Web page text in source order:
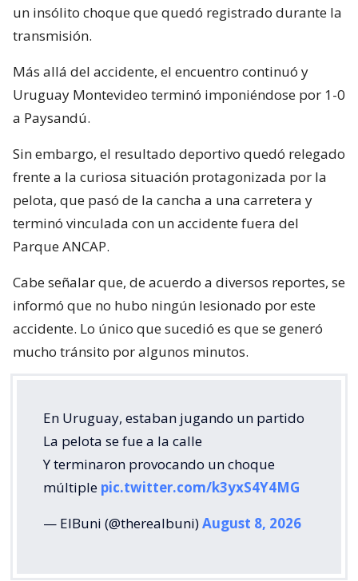
un insólito choque que quedó registrado durante la
transmisión.
Más allá del accidente, el encuentro continuó y
Uruguay Montevideo terminó imponiéndose por 1-0
a Paysandú.
Sin embargo, el resultado deportivo quedó relegado
frente a la curiosa situación protagonizada por la
pelota, que pasó de la cancha a una carretera y
terminó vinculada con un accidente fuera del
Parque ANCAP.
Cabe señalar que, de acuerdo a diversos reportes, se
informó que no hubo ningún lesionado por este
accidente. Lo único que sucedió es que se generó
mucho tránsito por algunos minutos.
En Uruguay, estaban jugando un partido
La pelota se fue a la calle
Y terminaron provocando un choque
múltiple pic.twitter.com/k3yxS4Y4MG
— ElBuni (@therealbuni)August 8, 2026